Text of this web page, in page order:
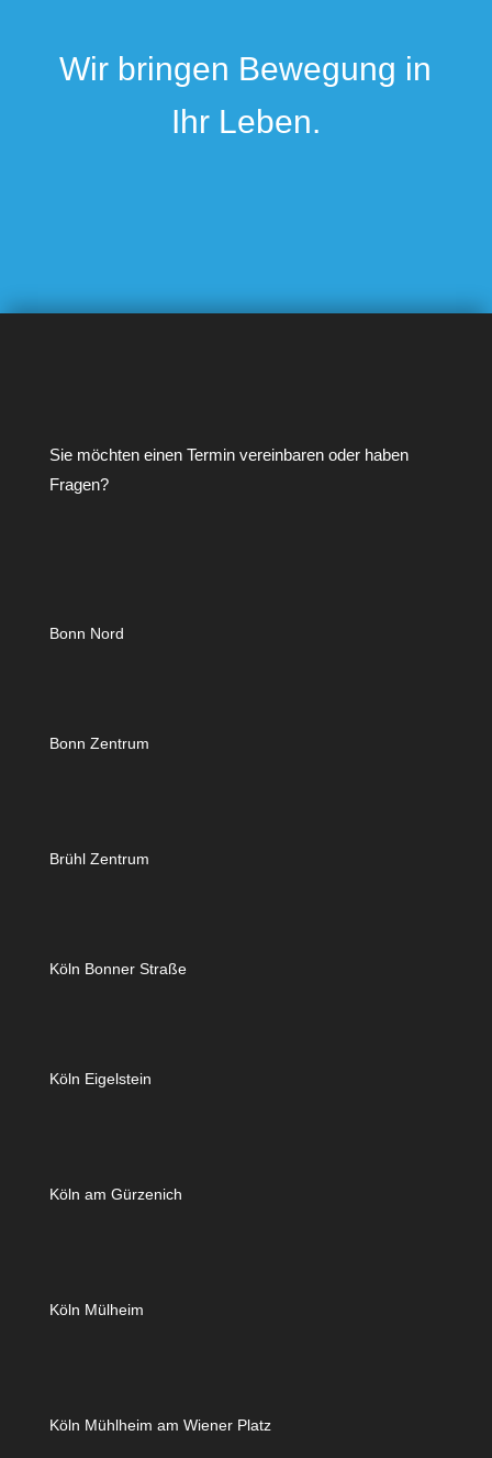
Wir bringen Bewegung in
Ihr Leben.
Sie möchten einen Termin vereinbaren oder haben
Fragen?
Bonn Nord
Bonn Zentrum
Brühl Zentrum
Köln Bonner Straße
Köln Eigelstein
Köln am Gürzenich
Köln Mülheim
Köln Mühlheim am Wiener Platz